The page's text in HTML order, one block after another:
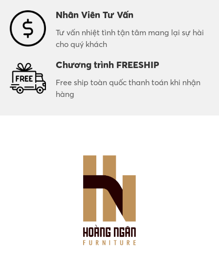
Nhân Viên Tư Vấn
Tư vấn nhiệt tình tận tâm mang lại sự hài
cho quý khách
Chương trình FREESHIP
Free ship toàn quốc thanh toán khi nhận
hàng